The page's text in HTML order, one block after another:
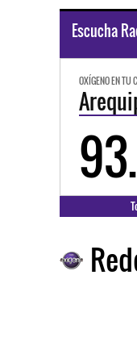
Escucha
OXÍGENO EN TU